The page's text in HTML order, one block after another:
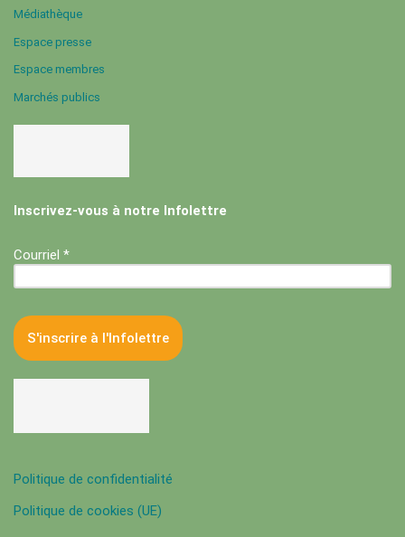
Médiathèque
Espace presse
Espace membres
Marchés publics
Inscrivez-vous à notre Infolettre
Courriel *
Politique de confidentialité
Politique de cookies (UE)